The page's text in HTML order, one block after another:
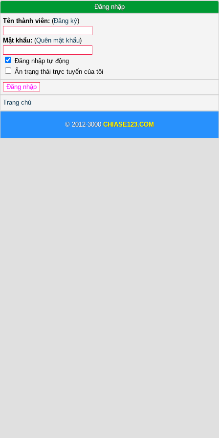
Đăng nhập
Tên thành viên: (Đăng ký)
Mật khẩu: (Quên mật khẩu)
Đăng nhập tự động
Ẩn trạng thái trực tuyến của tôi
Trang chủ
© 2012-3000 CHIASE123.COM